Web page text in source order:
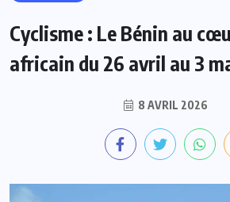
Cyclisme : Le Bénin au
africain du 26 avril au 3
8 AVRIL 2026